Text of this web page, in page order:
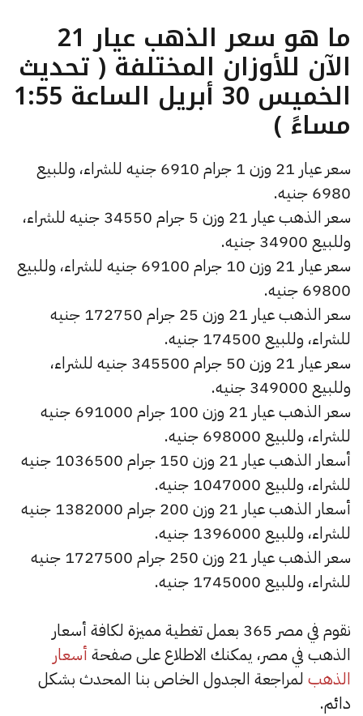
ما هو سعر الذهب عيار 21
الآن للأوزان المختلفة ( تحديث
الخميس 30 أبريل الساعة 1:55
مساءً )
سعر عيار 21 وزن 1 جرام 6910 جنيه للشراء، وللبيع
6980 جنيه.
سعر الذهب عيار 21 وزن 5 جرام 34550 جنيه للشراء،
وللبيع 34900 جنيه.
سعر عيار 21 وزن 10 جرام 69100 جنيه للشراء، وللبيع
69800 جنيه.
سعر الذهب عيار 21 وزن 25 جرام 172750 جنيه
للشراء، وللبيع 174500 جنيه.
سعر عيار 21 وزن 50 جرام 345500 جنيه للشراء،
وللبيع 349000 جنيه.
سعر الذهب عيار 21 وزن 100 جرام 691000 جنيه
للشراء، وللبيع 698000 جنيه.
أسعار الذهب عيار 21 وزن 150 جرام 1036500 جنيه
للشراء، وللبيع 1047000 جنيه.
أسعار الذهب عيار 21 وزن 200 جرام 1382000 جنيه
للشراء، وللبيع 1396000 جنيه.
سعر الذهب عيار 21 وزن 250 جرام 1727500 جنيه
للشراء، وللبيع 1745000 جنيه.
نقوم في مصر 365 بعمل تغطية مميزة لكافة أسعار
الذهب في مصر، يمكنك الاطلاع على صفحة أسعار
الذهب لمراجعة الجدول الخاص بنا المحدث بشكل
دائم.